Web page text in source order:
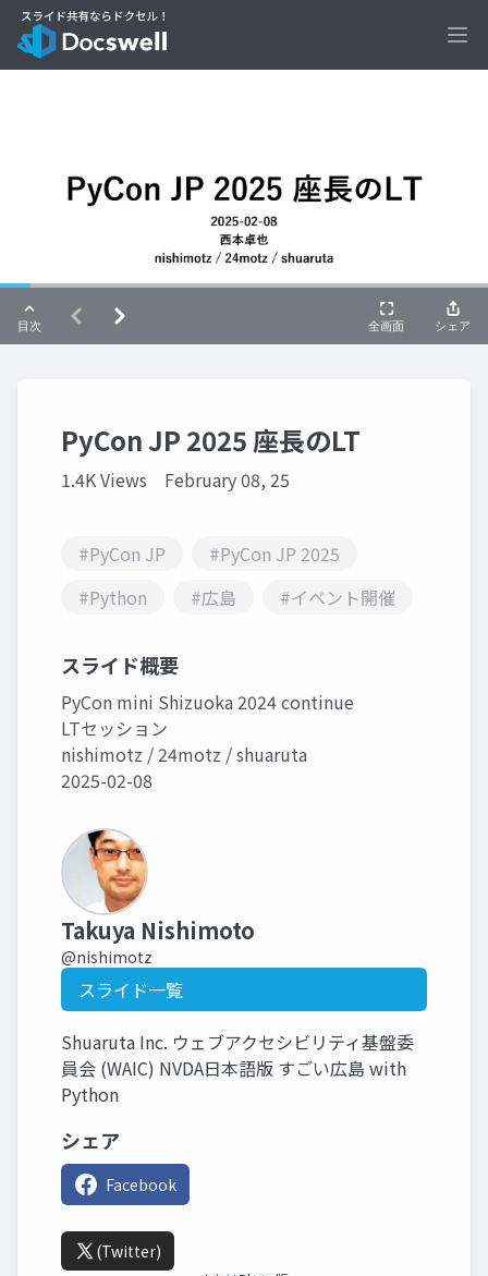
PyCon JP 2025 座長のLT
1.4K Views February 08, 25
#PyCon JP
#PyCon JP 2025
#Python
#広島 #イベント開催
スライド概要
PyCon mini Shizuoka 2024 continue
LTセッション
nishimotz / 24motz / shuaruta
2025-02-08
Takuya Nishimoto
@nishimotz
スライド一覧
Shuaruta Inc. ウェブアクセシビリティ基盤委
員会 (WAIC) NVDA日本語版 すごい広島 with
Python
シェア
Facebook
(Twitter)